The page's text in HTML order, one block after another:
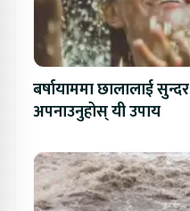
बर्षायाममा छालालाई
अपनाउनुहोस् यी उपाय